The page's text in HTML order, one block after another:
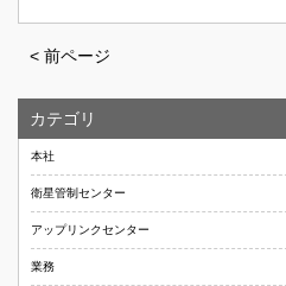
< 前ページ
カテゴリ
本社
衛星管制センター
アップリンクセンター
業務